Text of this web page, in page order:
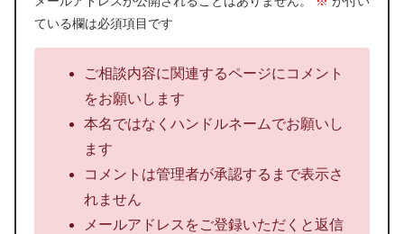
ている欄は必須項目です
ご相談内容に関連するページにコメント
をお願いします
本名ではなくハンドルネームでお願いし
ます
コメントは管理者が承認するまで表示さ
れません
メールアドレスをご登録いただくと返信